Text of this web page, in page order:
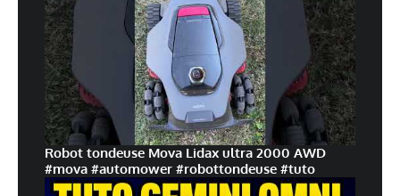
Robot tondeuse Mova Lidax ultra 2000 AWD
#mova #automower #robottondeuse #tuto